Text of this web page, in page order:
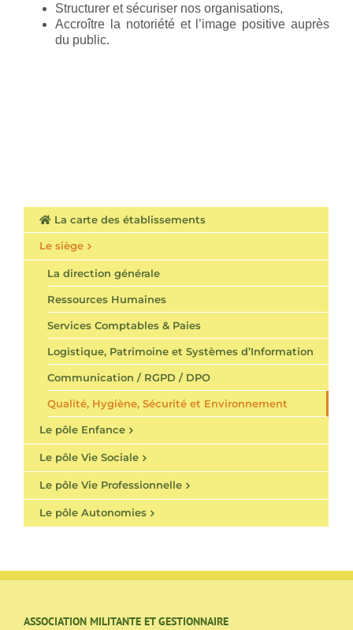
Structurer et sécuriser nos organisations,
Accroître la notoriété et l’image positive auprès
du public.
La carte des établissements
Le siège
La direction générale
Ressources Humaines
Services Comptables & Paies
Logistique, Patrimoine et Systèmes d’Information
Communication / RGPD / DPO
Qualité, Hygiène, Sécurité et Environnement
Le pôle Enfance
Le pôle Vie Sociale
Le pôle Vie Professionnelle
Le pôle Autonomies
ASSOCIATION MILITANTE ET GESTIONNAIRE